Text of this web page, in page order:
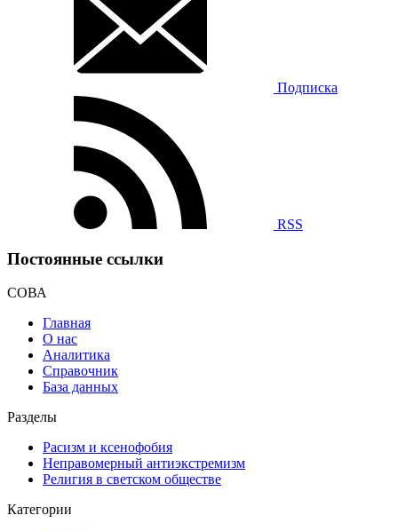
Подписка
RSS
Постоянные ссылки
СОВА
Главная
О нас
Аналитика
Справочник
База данных
Разделы
Расизм и ксенофобия
Неправомерный антиэкстремизм
Религия в светском обществе
Категории